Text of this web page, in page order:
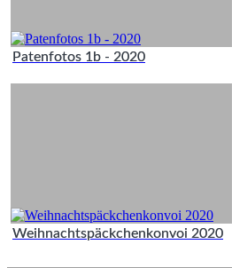
Patenfotos 1b - 2020
Weihnachtspäckchenkonvoi 2020